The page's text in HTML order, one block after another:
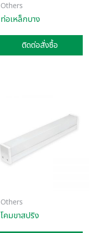
Others
ท่อเหล็กบาง
ติดต่อสั่งซื้อ
Others
โคมขาสปริง